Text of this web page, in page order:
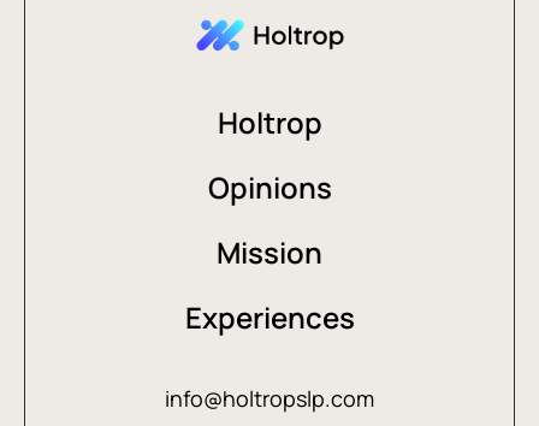
Holtrop
Opinions
Mission
Experiences
info@holtropslp.com